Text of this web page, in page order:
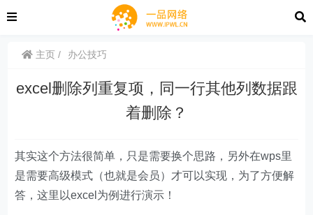
主页 办公技巧
excel删除列重复项，同一行其他列数据跟
着删除？
其实这个方法很简单，只是需要换个思路，另外在wps里
是需要高级模式（也就是会员）才可以实现，为了方便解
答，这里以excel为例进行演示！